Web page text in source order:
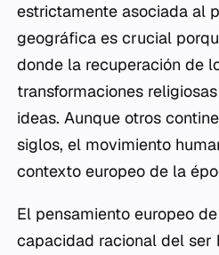
estrictamente asociada al
geográfica es crucial
donde la recuperación de
transformaciones
ideas. Aunque otros
siglos, el movimiento
contexto europeo de la
El pensamiento europeo
capacidad racional del ser